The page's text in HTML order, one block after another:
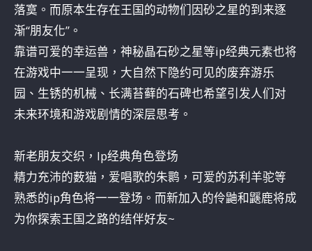
落寞。而原本生存在王国的动物们因砂之星的到来逐
渐“朋友化”。
靠谱可爱的幸运兽，神秘晶石砂之星等ip经典元素也将
在游戏中一一呈现，大自然下隐约可见的废弃游乐
园、生锈的机械、长满苔藓的石碑也希望引发人们对
未来环境和游戏剧情的深层思考。
新老朋友交织，Ip经典角色登场
精力充沛的薮猫，爱唱歌的朱鹮，可爱的苏利羊驼等
熟悉的ip角色将一一登场。而新加入的伶鼬和鼷鹿将成
为你探索王国之路的结伴好友~